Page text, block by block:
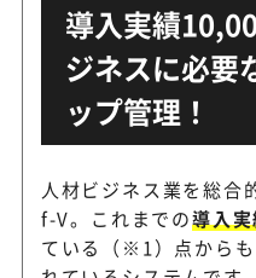
導入実績
ジネスに必要
ップ管理！
人材ビジネス業を総
f-V。これまでの導入
ている（※1）点から